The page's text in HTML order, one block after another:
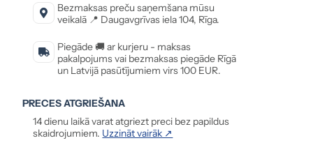
Bezmaksas preču saņemšana mūsu
veikalā 📍 Daugavgrīvas iela 104, Rīga.
Piegāde 🚚 ar kurjeru - maksas
pakalpojums vai bezmaksas piegāde Rīgā
un Latvijā pasūtījumiem virs 100 EUR.
PRECES ATGRIEŠANA
14 dienu laikā varat atgriezt preci bez papildus
skaidrojumiem. Uzzināt vairāk ↗